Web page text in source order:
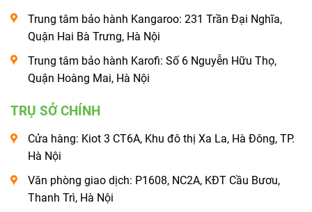
Trung tâm bảo hành Kangaroo: 231 Trần Đại Nghĩa,
Quận Hai Bà Trưng, Hà Nội
Trung tâm bảo hành Karofi: Số 6 Nguyễn Hữu Thọ,
Quận Hoàng Mai, Hà Nội
TRỤ SỞ CHÍNH
Cửa hàng: Kiot 3 CT6A, Khu đô thị Xa La, Hà Đông, TP.
Hà Nội
Văn phòng giao dịch: P1608, NC2A, KĐT Cầu Bươu,
Thanh Trì, Hà Nội